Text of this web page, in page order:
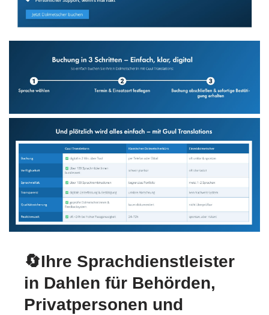
🔄Ihre Sprachdienstleister
in Dahlen für Behörden,
Privatpersonen und